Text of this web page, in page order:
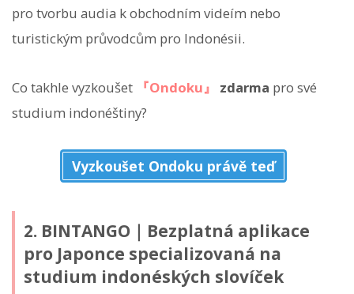
pro tvorbu audia k obchodním videím nebo
turistickým průvodcům pro Indonésii.
Co takhle vyzkoušet 『Ondoku』 zdarma pro své
studium indonéštiny?
Vyzkoušet Ondoku právě teď
2. BINTANGO｜Bezplatná aplikace
pro Japonce specializovaná na
studium indonéských slovíček